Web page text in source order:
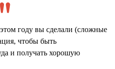
году вы сделали (сложные
чтобы быть
и получать хорошую